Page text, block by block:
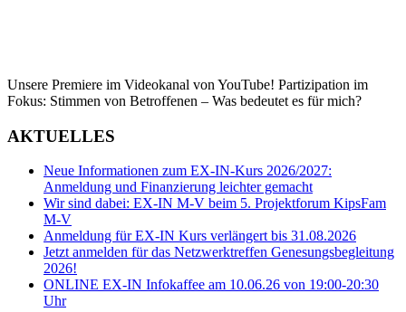
Unsere Premiere im Videokanal von YouTube! Partizipation im
Fokus: Stimmen von Betroffenen – Was bedeutet es für mich?
AKTUELLES
Neue Informationen zum EX-IN-Kurs 2026/2027:
Anmeldung und Finanzierung leichter gemacht
Wir sind dabei: EX-IN M-V beim 5. Projektforum KipsFam
M-V
Anmeldung für EX-IN Kurs verlängert bis 31.08.2026
Jetzt anmelden für das Netzwerktreffen Genesungsbegleitung
2026!
ONLINE EX-IN Infokaffee am 10.06.26 von 19:00-20:30
Uhr